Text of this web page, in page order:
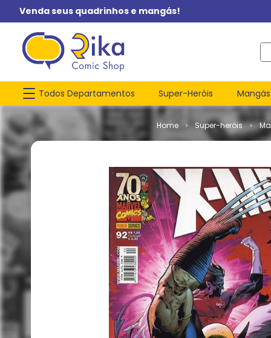
Venda seus quadrinhos e mangás!
O
Todos Departamentos Super-Heróis Mangás
Super-heróis